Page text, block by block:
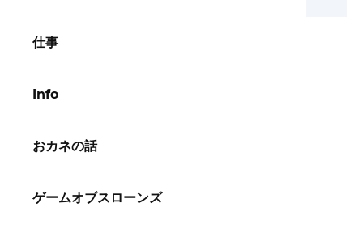
仕事
Info
おカネの話
ゲームオブスローンズ